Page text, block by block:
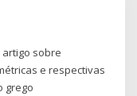
sobre
e respectivas
grego